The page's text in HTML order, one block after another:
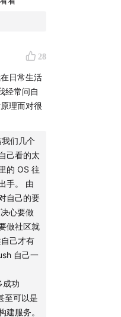
成为了
星的功
提供了
28
日常生活
经常问自
理而对很
我们几个
己看的太
的 OS 往
手。 由
自己的要
心要做
做社区就
己才有
自己一
成功
至可以是
服务。